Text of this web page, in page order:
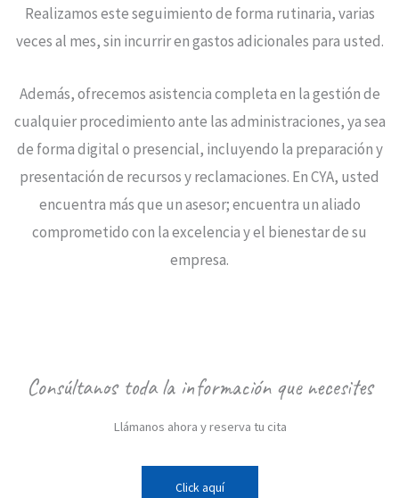
Realizamos este seguimiento de forma rutinaria, varias
veces al mes, sin incurrir en gastos adicionales para usted.
Además, ofrecemos asistencia completa en la gestión de
cualquier procedimiento ante las administraciones, ya sea
de forma digital o presencial, incluyendo la preparación y
presentación de recursos y reclamaciones. En CYA, usted
encuentra más que un asesor; encuentra un aliado
comprometido con la excelencia y el bienestar de su
empresa.
Consúltanos toda la información que necesites
Llámanos ahora y reserva tu cita
Click aquí